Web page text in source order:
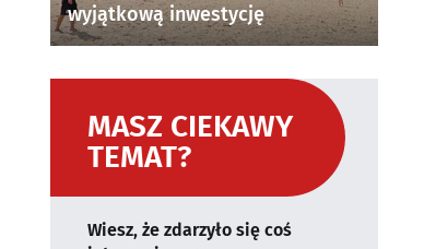
wyjątkową inwestycję
MASZ CIEKAWY
TEMAT?
Wiesz, że zdarzyło się coś